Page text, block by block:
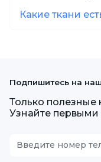
Какие ткани
Подпишитесь на
Только полезные
Узнайте первыми